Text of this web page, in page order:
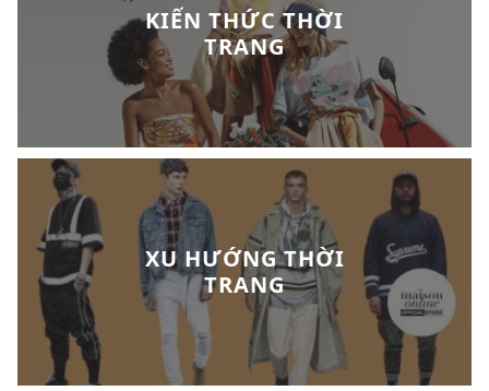
KIẾN THỨC THỜI
TRANG
XU HƯỚNG THỜI
TRANG